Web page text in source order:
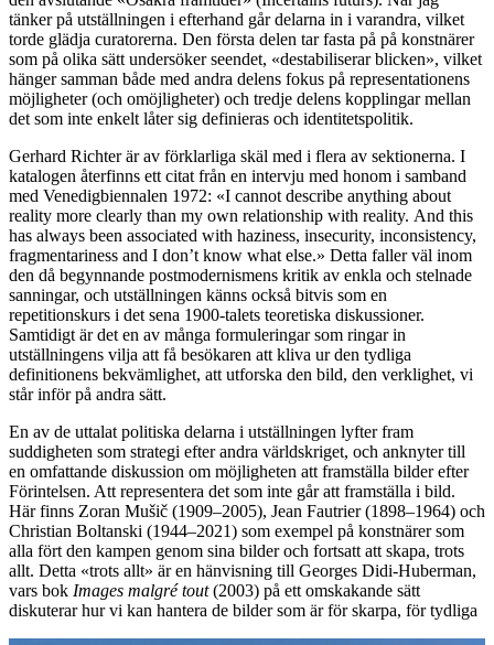
tänker på utställningen i efterhand går delarna in i varandra, vilket
torde glädja curatorerna. Den första delen tar fasta på på konstnärer
som på olika sätt undersöker seendet, «destabiliserar blicken», vilket
hänger samman både med andra delens fokus på representationens
möjligheter (och omöjligheter) och tredje delens kopplingar mellan
det som inte enkelt låter sig definieras och identitetspolitik.
Gerhard Richter är av förklarliga skäl med i flera av sektionerna. I
katalogen återfinns ett citat från en intervju med honom i samband
med Venedigbiennalen 1972: «I cannot describe anything about
reality more clearly than my own relationship with reality. And this
has always been associated with haziness, insecurity, inconsistency,
fragmentariness and I don’t know what else.» Detta faller väl inom
den då begynnande postmodernismens kritik av enkla och stelnade
sanningar, och utställningen känns också bitvis som en
repetitionskurs i det sena 1900-talets teoretiska diskussioner.
Samtidigt är det en av många formuleringar som ringar in
utställningens vilja att få besökaren att kliva ur den tydliga
definitionens bekvämlighet, att utforska den bild, den verklighet, vi
står inför på andra sätt.
En av de uttalat politiska delarna i utställningen lyfter fram
suddigheten som strategi efter andra världskriget, och anknyter till
en omfattande diskussion om möjligheten att framställa bilder efter
Förintelsen. Att representera det som inte går att framställa i bild.
Här finns Zoran Mušič (1909–2005), Jean Fautrier (1898–1964) och
Christian Boltanski (1944–2021) som exempel på konstnärer som
alla fört den kampen genom sina bilder och fortsatt att skapa, trots
allt. Detta «trots allt» är en hänvisning till Georges Didi-Huberman,
vars bok Images malgré tout(2003) på ett omskakande sätt
diskuterar hur vi kan hantera de bilder som är för skarpa, för tydliga